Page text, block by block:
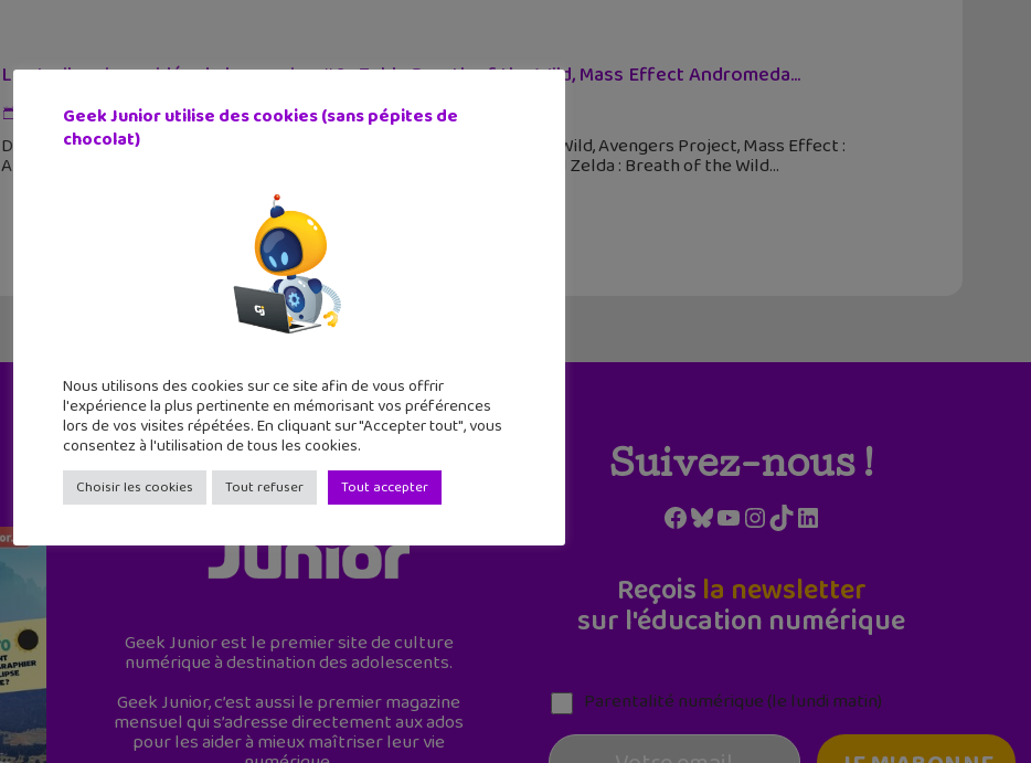
Les trailers jeux vidéo de la semaine #6 : Zelda Breath of the Wild, Mass Effect Andromeda...
29 janvier 2017
De nouveaux trailers de jeux vidéo avec cette fois Zelda : Breath of the Wild, Avengers Project, Mass Effect :
Andromeda, MXGP3, Mario Sports Superstars. Zelda : Breath of the Wild Zelda : Breath of the Wild
Geek Junior est le premier site de culture
numérique à destination des adolescents.
Geek Junior, c’est aussi le premier magazine
mensuel qui s’adresse directement aux ados
pour les aider à mieux maîtriser leur vie
Suivez-nous !
Facebook
Bluesky
YouTube
Instagram
TikTokLinkedIn
Reçois la newsletter
sur l'éducation numérique
Parentalité numérique (le lundi matin)
Geek Junior utilise des cookies (sans pépites de
chocolat)
Nous utilisons des cookies sur ce site afin de vous offrir
l'expérience la plus pertinente en mémorisant vos préférences
lors de vos visites répétées. En cliquant sur "Accepter tout", vous
consentez à l'utilisation de tous les cookies.
Choisir les cookies Tout refuser Tout accepter